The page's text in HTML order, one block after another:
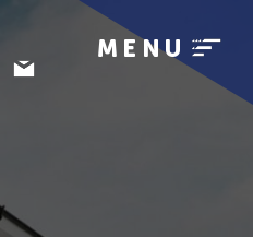
MENU